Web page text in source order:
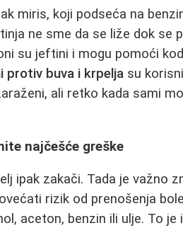
miris, koji podseća na
ne sme da se liže dok se
su jeftini i mogu pomoći
protiv buva i krpelja su
ali retko kada sami
najčešće greške
ipak zakači. Tada je važno
rizik od prenošenja
aceton, benzin ili ulje. To